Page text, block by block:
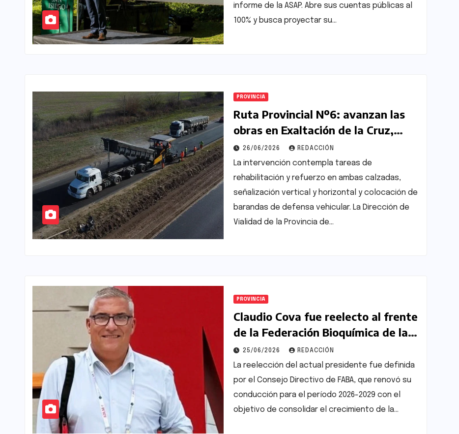
informe de la ASAP. Abre sus cuentas públicas al
100% y busca proyectar su…
PROVINCIA
Ruta Provincial Nº6: avanzan las
obras en Exaltación de la Cruz,
Pilar y Campana
26/06/2026 REDACCIÓN
La intervención contempla tareas de
rehabilitación y refuerzo en ambas calzadas,
señalización vertical y horizontal y colocación de
barandas de defensa vehicular. La Dirección de
Vialidad de la Provincia de…
PROVINCIA
Claudio Cova fue reelecto al frente
de la Federación Bioquímica de la
Provincia de Buenos Aires
25/06/2026 REDACCIÓN
La reelección del actual presidente fue definida
por el Consejo Directivo de FABA, que renovó su
conducción para el período 2026-2029 con el
objetivo de consolidar el crecimiento de la…